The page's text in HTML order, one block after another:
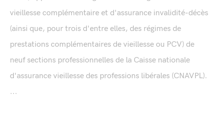
vieillesse complémentaire et d'assurance invalidité-décès
(ainsi que, pour trois d'entre elles, des régimes de
prestations complémentaires de vieillesse ou PCV) de
neuf sections professionnelles de la Caisse nationale
d'assurance vieillesse des professions libérales (CNAVPL).
...